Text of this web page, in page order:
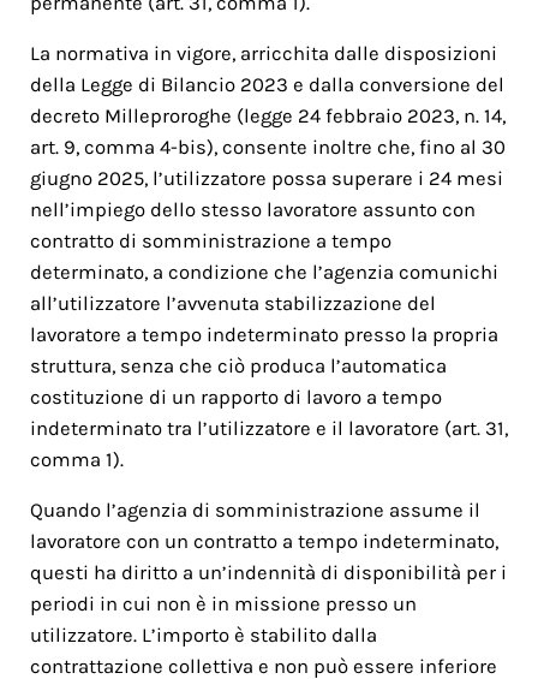
La normativa in vigore, arricchita dalle disposizioni
della Legge di Bilancio 2023 e dalla conversione del
decreto Milleproroghe (legge 24 febbraio 2023, n. 14,
art. 9, comma 4-bis), consente inoltre che, fino al 30
giugno 2025, l’utilizzatore possa superare i 24 mesi
nell’impiego dello stesso lavoratore assunto con
contratto di somministrazione a tempo
determinato, a condizione che l’agenzia comunichi
all’utilizzatore l’avvenuta stabilizzazione del
lavoratore a tempo indeterminato presso la propria
struttura, senza che ciò produca l’automatica
costituzione di un rapporto di lavoro a tempo
indeterminato tra l’utilizzatore e il lavoratore (art. 31,
comma 1).
Quando l’agenzia di somministrazione assume il
lavoratore con un contratto a tempo indeterminato,
questi ha diritto a un’indennità di disponibilità per i
periodi in cui non è in missione presso un
utilizzatore. L’importo è stabilito dalla
contrattazione collettiva e non può essere inferiore